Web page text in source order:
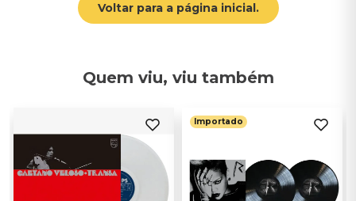
Voltar para a página inicial.
Quem viu, viu também
Importado